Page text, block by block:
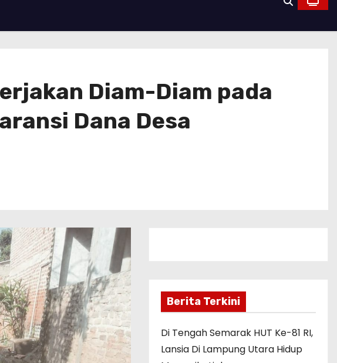
Diam-Diam pada
Dana Desa
Berita Terkini
Di Tengah Semarak HUT Ke-81 RI,
Lansia Di Lampung Utara Hidup